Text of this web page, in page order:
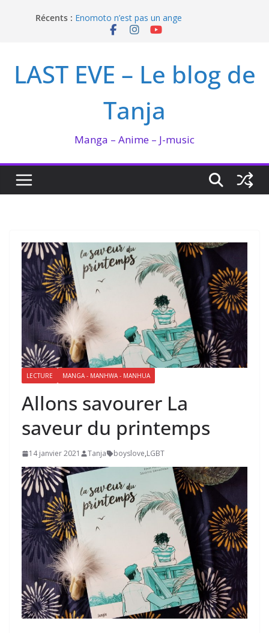
Récents : Enomoto n’est pas un ange
QUEEN BEE enflamme le Bataclan
I’m not in love de Zeniko Sumiya
LAST EVE – Le blog de
Tanja
Manga – Anime – J-music
LECTURE MANGA - MANHWA - MANHUA
Allons savourer La
saveur du printemps
14 janvier 2021 Tanja boyslove,LGBT